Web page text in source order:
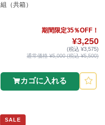
組（共箱）
期間限定35％OFF！
¥3,250
(税込 ¥3,575)
通常価格 ¥5,000 (税込 ¥5,500)
カゴに入れる
SALE